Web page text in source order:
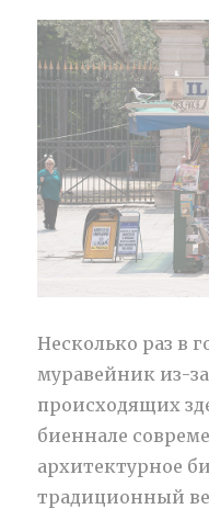
Несколько раз в
муравейник из-
происходящих
биеннале
архитектурное
традиционный